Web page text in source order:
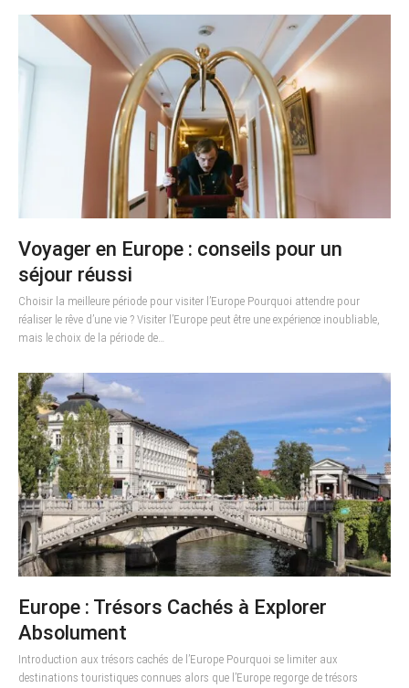
Voyager en Europe : conseils pour un
séjour réussi
Choisir la meilleure période pour visiter l’Europe Pourquoi attendre pour
réaliser le rêve d’une vie ? Visiter l’Europe peut être une expérience inoubliable,
mais le choix de la période de…
Europe : Trésors Cachés à Explorer
Absolument
Introduction aux trésors cachés de l’Europe Pourquoi se limiter aux
destinations touristiques connues alors que l’Europe regorge de trésors